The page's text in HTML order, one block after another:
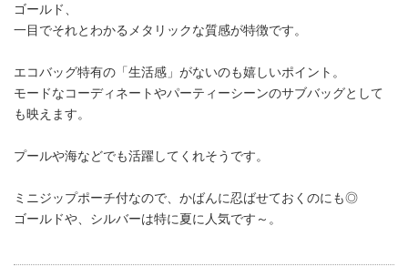
ゴールド、
一目でそれとわかるメタリックな質感が特徴です。
エコバッグ特有の「生活感」がないのも嬉しいポイント。
モードなコーディネートやパーティーシーンのサブバッグとして
も映えます。
プールや海などでも活躍してくれそうです。
ミニジップポーチ付なので、かばんに忍ばせておくのにも◎
ゴールドや、シルバーは特に夏に人気です～。